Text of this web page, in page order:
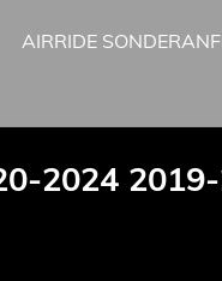
AIRRIDE
2024